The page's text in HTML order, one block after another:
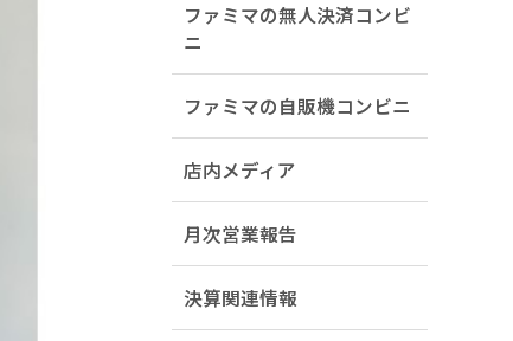
ファミマの無人決済コンビ
ニ
ファミマの自販機コンビニ
店内メディア
月次営業報告
決算関連情報